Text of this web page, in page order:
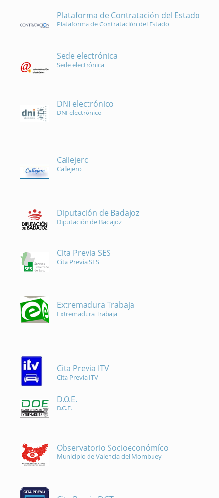
Plataforma de Contratación del Estado
Plataforma de Contratación del Estado
Sede electrónica
Sede electrónica
DNI electrónico
DNI electrónico
Callejero
Callejero
Diputación de Badajoz
Diputación de Badajoz
Cita Previa SES
Cita Previa SES
Extremadura Trabaja
Extremadura Trabaja
Cita Previa ITV
Cita Previa ITV
D.O.E.
D.O.E.
Observatorio Socioeconómíco
Municipio de Valencia del Mombuey